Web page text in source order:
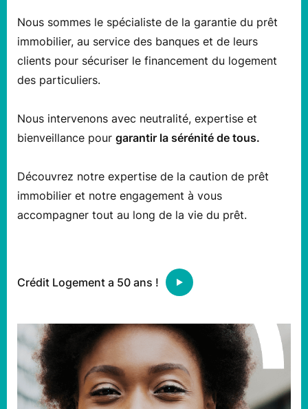
Nous sommes le spécialiste de la garantie du prêt
immobilier, au service des banques et de leurs
clients pour sécuriser le financement du logement
des particuliers.
Nous intervenons avec neutralité, expertise et
bienveillance pour garantir la sérénité de tous.
Découvrez notre expertise de la caution de prêt
immobilier et notre engagement à vous
accompagner tout au long de la vie du prêt.
Crédit Logement a 50 ans !